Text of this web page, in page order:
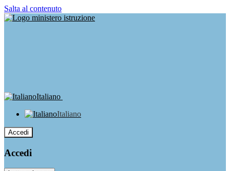
Salta al contenuto
Italiano
Italiano
Accedi
Accedi